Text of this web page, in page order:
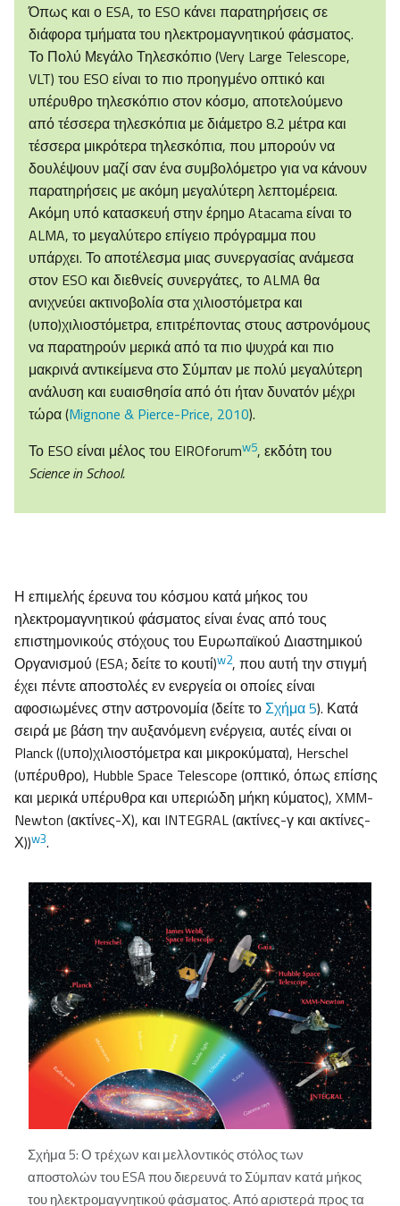
Όπως και ο ESA, το ESO κάνει παρατηρήσεις σε
διάφορα τμήματα του ηλεκτρομαγνητικού φάσματος.
Το Πολύ Μεγάλο Τηλεσκόπιο (Very Large Telescope,
VLT) του ESO είναι το πιο προηγμένο οπτικό και
υπέρυθρο τηλεσκόπιο στον κόσμο, αποτελούμενο
από τέσσερα τηλεσκόπια με διάμετρο 8.2 μέτρα και
τέσσερα μικρότερα τηλεσκόπια, που μπορούν να
δουλέψουν μαζί σαν ένα συμβολόμετρο για να κάνουν
παρατηρήσεις με ακόμη μεγαλύτερη λεπτομέρεια.
Ακόμη υπό κατασκευή στην έρημο Atacama είναι το
ALMA, το μεγαλύτερο επίγειο πρόγραμμα που
υπάρχει. Το αποτέλεσμα μιας συνεργασίας ανάμεσα
στον ESO και διεθνείς συνεργάτες, το ALMA θα
ανιχνεύει ακτινοβολία στα χιλιοστόμετρα και
(υπο)χιλιοστόμετρα, επιτρέποντας στους αστρονόμους
να παρατηρούν μερικά από τα πιο ψυχρά και πιο
μακρινά αντικείμενα στο Σύμπαν με πολύ μεγαλύτερη
ανάλυση και ευαισθησία από ότι ήταν δυνατόν μέχρι
τώρα (Mignone & Pierce-Price, 2010).
Το ESO είναι μέλος του EIROforumw5, εκδότη του
Science in School.
Η επιμελής έρευνα του κόσμου κατά μήκος του
ηλεκτρομαγνητικού φάσματος είναι ένας από τους
επιστημονικούς στόχους του Ευρωπαϊκού Διαστημικού
Οργανισμού (ESA; δείτε το κουτί)w2, που αυτή την στιγμή
έχει πέντε αποστολές εν ενεργεία οι οποίες είναι
αφοσιωμένες στην αστρονομία (δείτε τοΣχήμα 5). Κατά
σειρά με βάση την αυξανόμενη ενέργεια, αυτές είναι οι
Planck ((υπο)χιλιοστόμετρα και μικροκύματα), Herschel
(υπέρυθρο), Hubble Space Telescope (οπτικό, όπως επίσης
και μερικά υπέρυθρα και υπεριώδη μήκη κύματος), XMM-
Newton (ακτίνες-Χ), και INTEGRAL (ακτίνες-γ και ακτίνες-
Χ))w3.
Σχήμα 5: Ο τρέχων και μελλοντικός στόλος των
αποστολών του ESA που διερευνά το Σύμπαν κατά μήκος
του ηλεκτρομαγνητικού φάσματος. Από αριστερά προς τα